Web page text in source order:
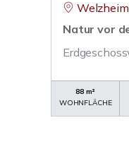
Welzheim
Natur vor
88 m²
WOHNFLÄCHE